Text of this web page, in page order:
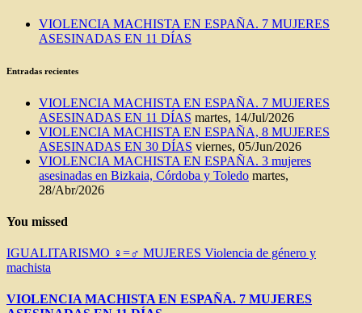
VIOLENCIA MACHISTA EN ESPAÑA. 7 MUJERES
ASESINADAS EN 11 DÍAS
Entradas recientes
VIOLENCIA MACHISTA EN ESPAÑA. 7 MUJERES
ASESINADAS EN 11 DÍAS martes, 14/Jul/2026
VIOLENCIA MACHISTA EN ESPAÑA, 8 MUJERES
ASESINADAS EN 30 DÍAS viernes, 05/Jun/2026
VIOLENCIA MACHISTA EN ESPAÑA. 3 mujeres
asesinadas en Bizkaia, Córdoba y Toledo martes,
28/Abr/2026
You missed
IGUALITARISMO ♀=♂ MUJERES Violencia de género y
machista
VIOLENCIA MACHISTA EN ESPAÑA. 7 MUJERES